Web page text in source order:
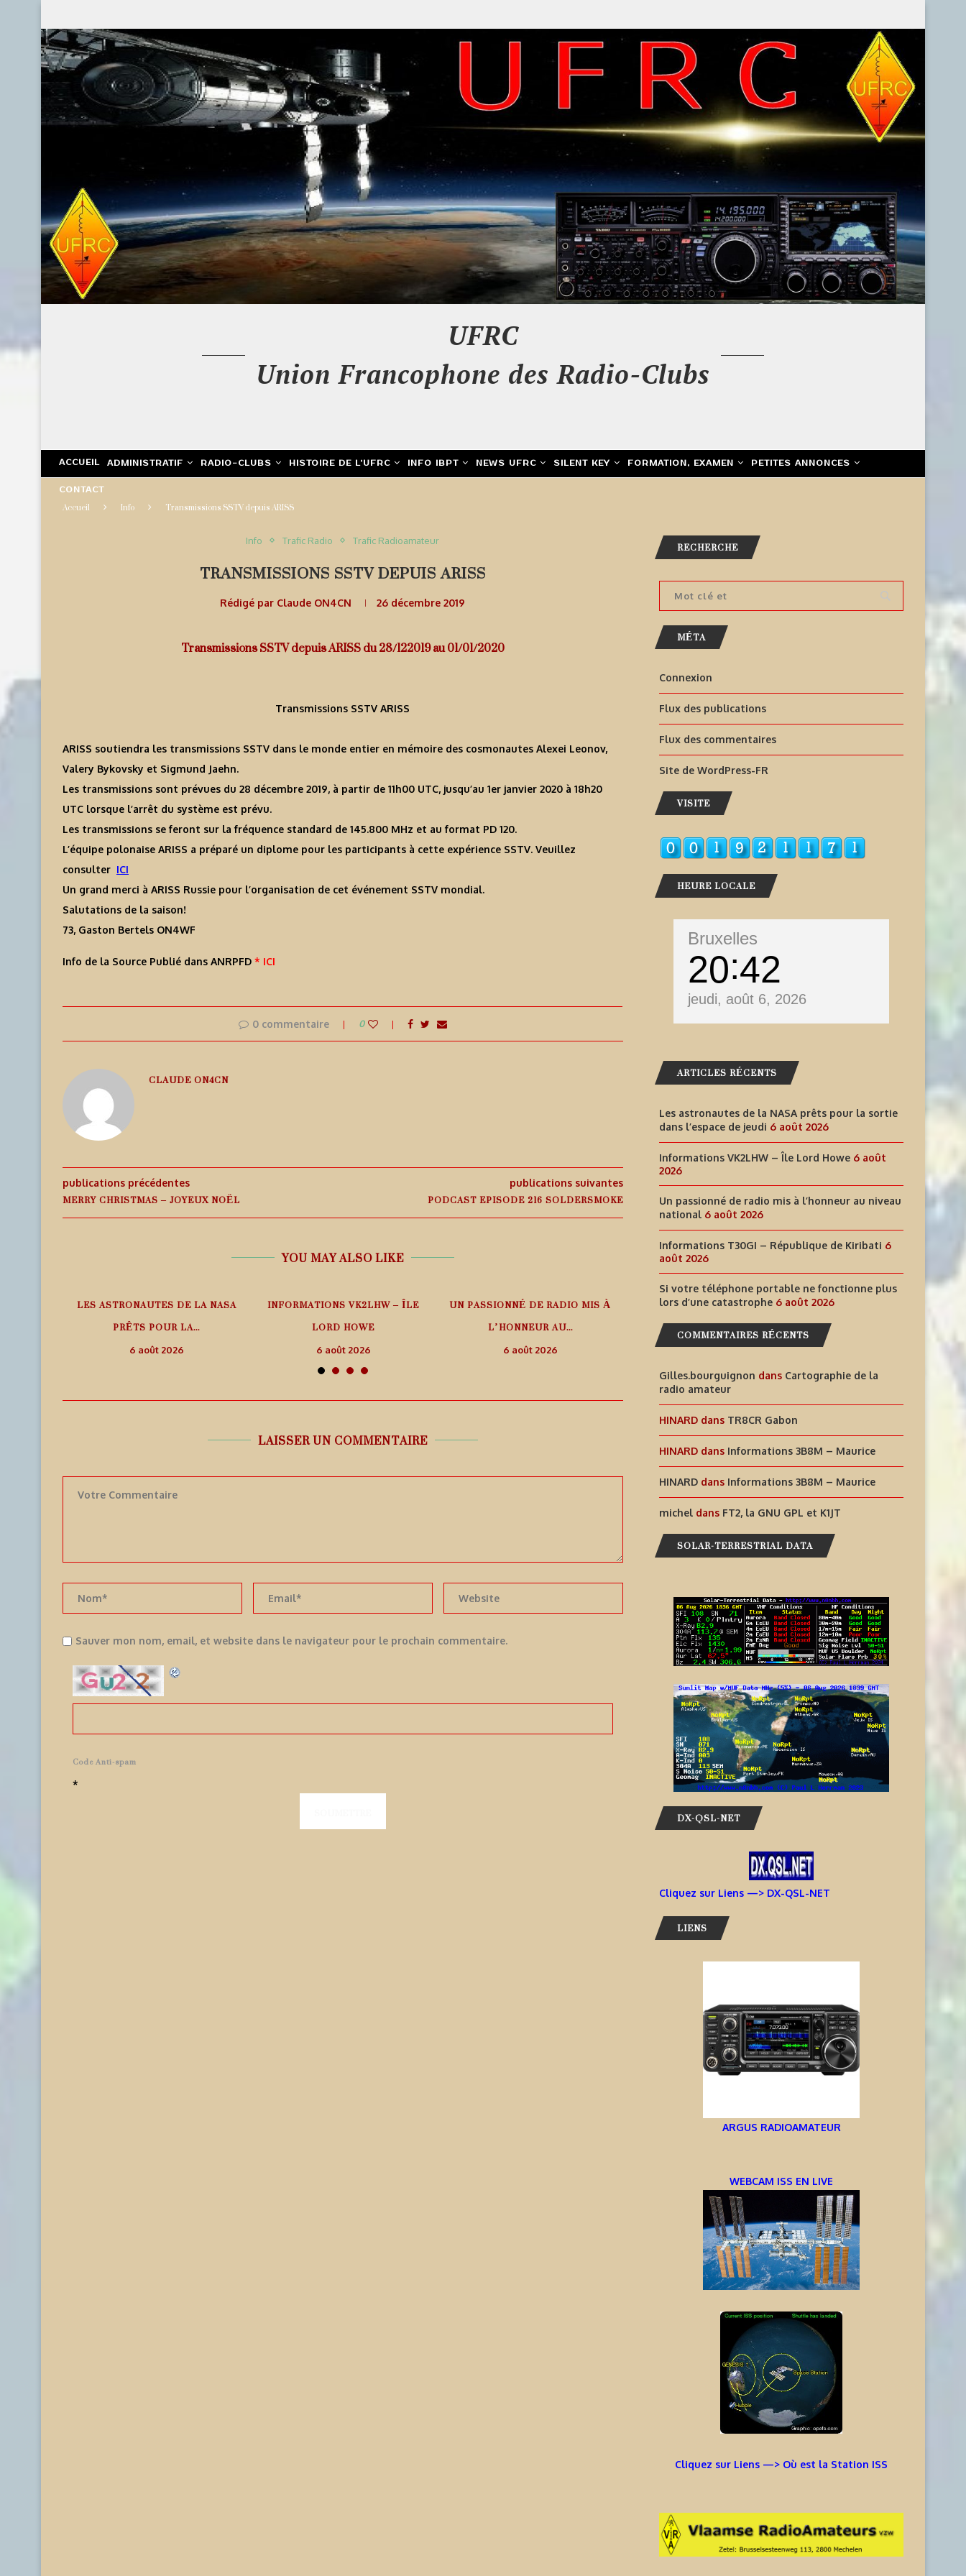
UFRC
Union Francophone des Radio-Clubs
ACCUEIL ADMINISTRATIF RADIO-CLUBS HISTOIRE DE L’UFRC INFO IBPT NEWS UFRC SILENT KEY FORMATION, EXAMEN PETITES ANNONCES
CONTACT
Accueil Info Transmissions SSTV depuis ARISS
Info Trafic Radio Trafic Radioamateur
TRANSMISSIONS SSTV DEPUIS ARISS
Rédigé par Claude ON4CN 26 décembre 2019
Transmissions SSTV depuis ARISS du 28/122019 au 01/01/2020
Transmissions SSTV ARISS
ARISS soutiendra les transmissions SSTV dans le monde entier en mémoire des cosmonautes Alexei Leonov,
Valery Bykovsky et Sigmund Jaehn.
Les transmissions sont prévues du 28 décembre 2019, à partir de 11h00 UTC, jusqu’au 1er janvier 2020 à 18h20
UTC lorsque l’arrêt du système est prévu.
Les transmissions se feront sur la fréquence standard de 145.800 MHz et au format PD 120.
L’équipe polonaise ARISS a préparé un diplome pour les participants à cette expérience SSTV. Veuillez
consulter ICI
Un grand merci à ARISS Russie pour l’organisation de cet événement SSTV mondial.
Salutations de la saison!
73, Gaston Bertels ON4WF
Info de la Source Publié dans ANRPFD * ICI
0 commentaire 0
CLAUDE ON4CN
publications précédentes
MERRY CHRISTMAS – JOYEUX NOËL
publications suivantes
PODCAST EPISODE 216 SOLDERSMOKE
YOU MAY ALSO LIKE
LES ASTRONAUTES DE LA NASA
PRÊTS POUR LA...
6 août 2026
INFORMATIONS VK2LHW – ÎLE
LORD HOWE
6 août 2026
UN PASSIONNÉ DE RADIO MIS À
L’HONNEUR AU...
6 août 2026
INFORMATIONS T30GI –
RÉPUBLIQUE DE KIRIBATI
6 août 2026
SI VOTRE TÉLÉPHONE
NE FONCTIONNE PLUS
LAISSER UN COMMENTAIRE
Sauver mon nom, email, et website dans le navigateur pour le prochain commentaire.
Code Anti-spam
*
RECHERCHE
MÉTA
Connexion
Flux des publications
Flux des commentaires
Site de WordPress-FR
VISITE
HEURE LOCALE
Bruxelles
20 42
jeudi, août 6, 2026
ARTICLES RÉCENTS
Les astronautes de la NASA prêts pour la sortie
dans l’espace de jeudi 6 août 2026
Informations VK2LHW – Île Lord Howe 6 août
2026
Un passionné de radio mis à l’honneur au niveau
national 6 août 2026
Informations T30GI – République de Kiribati 6
août 2026
Si votre téléphone portable ne fonctionne plus
lors d’une catastrophe 6 août 2026
COMMENTAIRES RÉCENTS
Gilles.bourguignon dans Cartographie de la
radio amateur
HINARD dans TR8CR Gabon
HINARD dans Informations 3B8M – Maurice
HINARD dans Informations 3B8M – Maurice
michel dans FT2, la GNU GPL et K1JT
SOLAR-TERRESTRIAL DATA
DX-QSL-NET
Cliquez sur Liens —> DX-QSL-NET
LIENS
ARGUS RADIOAMATEUR
WEBCAM ISS EN LIVE
Cliquez sur Liens —> Où est la Station ISS